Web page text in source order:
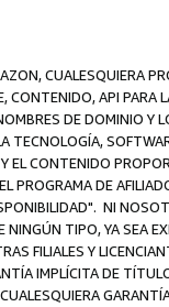
CUALESQUIERA
CONTENIDO, API
DE DOMINIO Y
TECNOLOGÍA,
EL CONTENIDO
PROGRAMA DE
NI
TIPO, YA SEA
FILIALES Y
IMPLÍCITA DE